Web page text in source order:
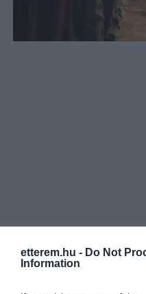
etterem.hu - Do Not
Information
Információk